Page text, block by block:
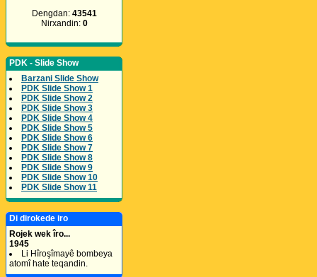
Dengdan: 43541
Nirxandin: 0
PDK - Slide Show
Barzani Slide Show
PDK Slide Show 1
PDK Slide Show 2
PDK Slide Show 3
PDK Slide Show 4
PDK Slide Show 5
PDK Slide Show 6
PDK Slide Show 7
PDK Slide Show 8
PDK Slide Show 9
PDK Slide Show 10
PDK Slide Show 11
Di dirokede iro
Rojek wek îro...
1945
Li Hîroşîmayê bombeya
atomî hate teqandin.